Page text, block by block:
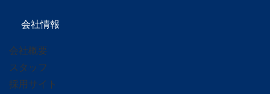
会社情報
会社概要
スタッフ
採用サイト